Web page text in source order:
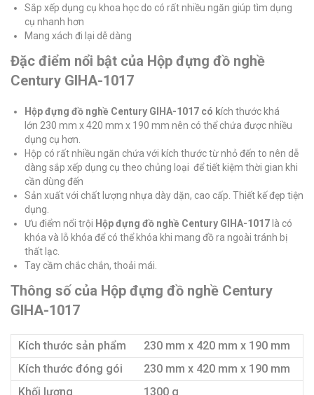
Sắp xếp dụng cụ khoa học do có rất nhiều ngăn giúp tìm dụng
cụ nhanh hơn
Mang xách đi lại dễ dàng
Đặc điểm nổi bật của Hộp đựng đồ nghề
Century GIHA-1017
Hộp đựng đồ nghề Century GIHA-1017 có kích thước khá
lớn 230 mm x 420 mm x 190 mm nên có thể chứa được nhiều
dụng cụ hơn.
Hộp có rất nhiều ngăn chứa với kích thước từ nhỏ đến to nên dễ
dàng sắp xếp dụng cụ theo chủng loại để tiết kiệm thời gian khi
cần dùng đến
Sản xuất với chất lượng nhựa dày dặn, cao cấp. Thiết kế đẹp tiện
dụng.
Ưu điểm nổi trội Hộp đựng đồ nghề Century GIHA-1017 là có
khóa và lỗ khóa để có thể khóa khi mang đồ ra ngoài tránh bị
thất lạc.
Tay cầm chắc chắn, thoải mái.
Thông số của Hộp đựng đồ nghề Century
GIHA-1017
Kích thước sản phẩm
230 mm x 420 mm x 190 mm
Kích thước đóng gói
230 mm x 420 mm x 190 mm
Khối lượng
1300 g